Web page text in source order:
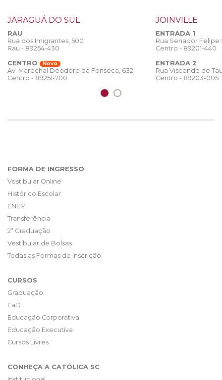
JARAGUÁ DO SUL
RAU
Rua dos Imigrantes, 500
Rau - 89254-430
CENTRO
Novo
Av. Marechal Deodoro da Fonseca, 632
Centro - 89251-700
JOINVILLE
ENTRADA 1
Rua Senador
Centro - 89201-440
ENTRADA 2
Rua Visconde de
Centro - 89203-005
FORMA DE INGRESSO
Vestibular Online
Histórico Escolar
ENEM
Transferência
2ª Graduação
Vestibular de Bolsas
Todas as Formas de Inscrição
CURSOS
Graduação
EaD
Educação Corporativa
Educação Executiva
Cursos Livres
CONHEÇA A CATÓLICA SC